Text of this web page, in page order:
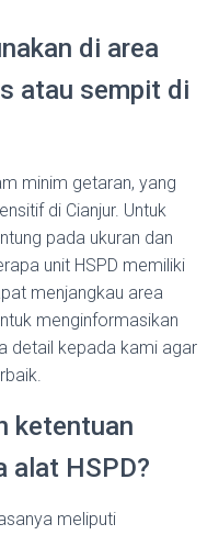
di area
atau sempit di
minim getaran, yang
di Cianjur. Untuk
pada ukuran dan
unit HSPD memiliki
menjangkau area
menginformasikan
detail kepada kami agar
ketentuan
alat HSPD?
meliputi